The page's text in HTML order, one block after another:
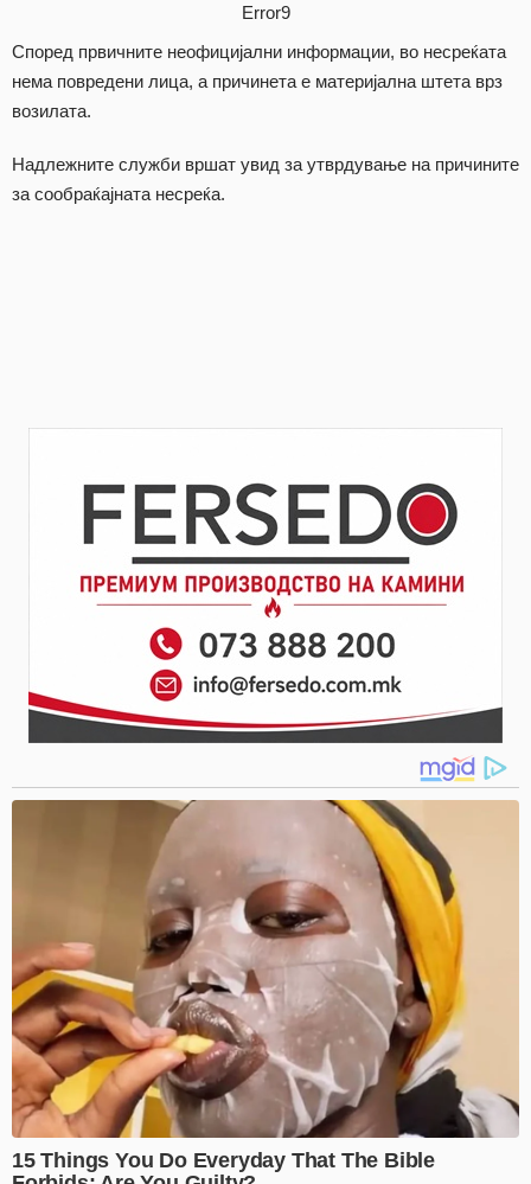
Error9
Според првичните неофицијални информации, во несреќата
нема повредени лица, а причинета е материјална штета врз
возилата.
Надлежните служби вршат увид за утврдување на причините
за сообраќајната несреќа.